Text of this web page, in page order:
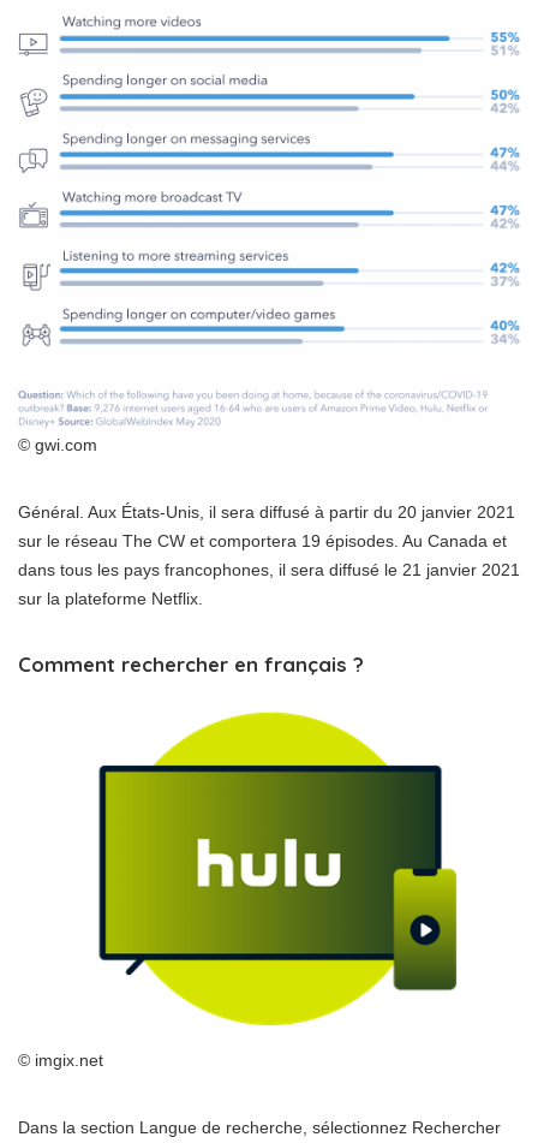
© gwi.com
Général. Aux États-Unis, il sera diffusé à partir du 20 janvier 2021
sur le réseau The CW et comportera 19 épisodes. Au Canada et
dans tous les pays francophones, il sera diffusé le 21 janvier 2021
sur la plateforme Netflix.
Comment rechercher en français ?
© imgix.net
Dans la section Langue de recherche, sélectionnez Rechercher